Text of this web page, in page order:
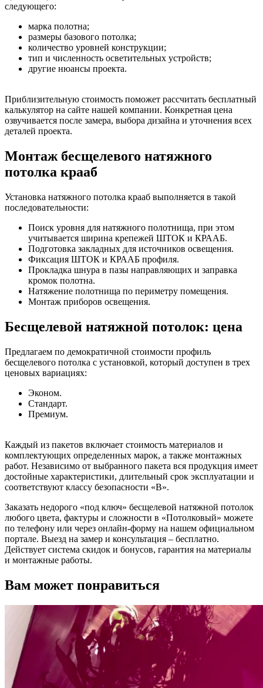
следующего:
марка полотна;
размеры базового потолка;
количество уровней конструкции;
тип и численность осветительных устройств;
другие нюансы проекта.
Приблизительную стоимость поможет рассчитать бесплатный
калькулятор на сайте нашей компании. Конкретная цена
озвучивается после замера, выбора дизайна и уточнения всех
деталей проекта.
Монтаж бесщелевого натяжного
потолка крааб
Установка натяжного потолка крааб выполняется в такой
последовательности:
Поиск уровня для натяжного полотнища, при этом
учитывается ширина крепежей ШТОК и КРААБ.
Подготовка закладных для источников освещения.
Фиксация ШТОК и КРААБ профиля.
Прокладка шнура в пазы направляющих и заправка
кромок полотна.
Натяжение полотнища по периметру помещения.
Монтаж приборов освещения.
Бесщелевой натяжной потолок: цена
Предлагаем по демократичной стоимости профиль
бесщелевого потолка с установкой, который доступен в трех
ценовых вариациях:
Эконом.
Стандарт.
Премиум.
Каждый из пакетов включает стоимость материалов и
комплектующих определенных марок, а также монтажных
работ. Независимо от выбранного пакета вся продукция имеет
достойные характеристики, длительный срок эксплуатации и
соответствуют классу безопасности «В».
Заказать недорого «под ключ» бесщелевой натяжной потолок
любого цвета, фактуры и сложности в «Потолковый» можете
по телефону или через онлайн-форму на нашем официальном
портале. Выезд на замер и консультация – бесплатно.
Действует система скидок и бонусов, гарантия на материалы
и монтажные работы.
Вам может понравиться